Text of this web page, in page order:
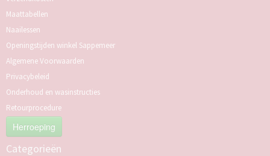
Maattabellen
Naailessen
Openingstijden winkel Sappemeer
Algemene Voorwaarden
Privacybeleid
Onderhoud en wasinstructies
Retourprocedure
Herroeping
Categorieën